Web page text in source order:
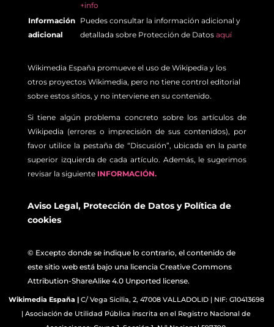
+info
Información
adicional
Puedes consultar la información adicional y
detallada sobre Protección de Datos aquí
Wikimedia España promueve el uso de Wikipedia y los
otros proyectos Wikimedia, pero no tiene control editorial
sobre estos sitios, y no interviene en su contenido.
Si tiene algún problema concreto sobre los artículos de
Wikipedia (errores o imprecisión de sus contenidos), por
favor utilice la pestaña de “Discusión”, ubicada en la parte
superior izquierda de cada artículo. Además, le sugerimos
revisar la siguiente INFORMACIÓN.
Aviso Legal, Protección de Datosy Política de
cookies
© Excepto donde se indique lo contrario, el contenido de
este sitio web está bajo una licencia Creative Commons
Attribution-ShareAlike 4.0 Unported license.
Wikimedia España | C/ Vega Sicilia, 2, 47008 VALLADOLID | NIF: G10413698
| Asociación de Utilidad Pública inscrita en el Registro Nacional de